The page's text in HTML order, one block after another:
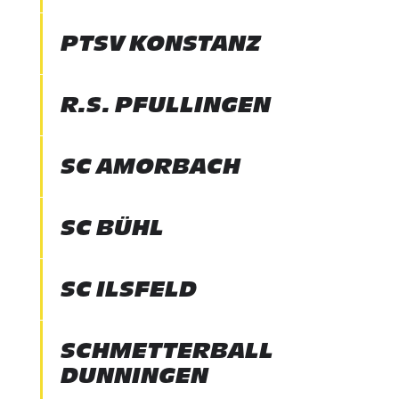
PTSV KONSTANZ
R.S. PFULLINGEN
SC AMORBACH
SC BÜHL
SC ILSFELD
SCHMETTERBALL
DUNNINGEN